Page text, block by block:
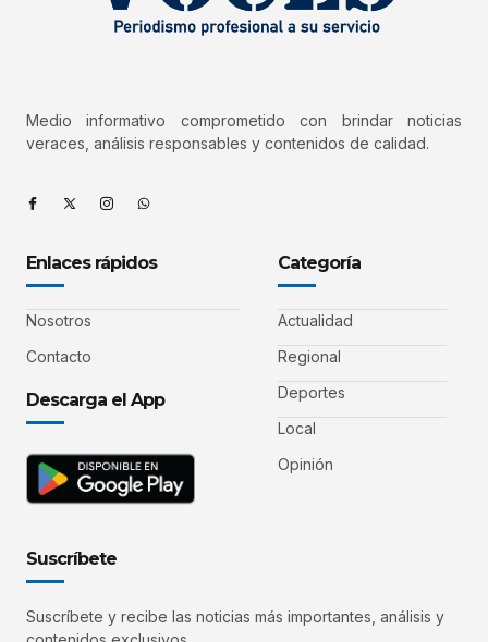
Medio informativo comprometido con brindar noticias
veraces, análisis responsables y contenidos de calidad.
Enlaces rápidos
Nosotros
Contacto
Descarga el App
Categoría
Actualidad
Regional
Deportes
Local
Opinión
Suscríbete
Suscríbete y recibe las noticias más importantes, análisis y